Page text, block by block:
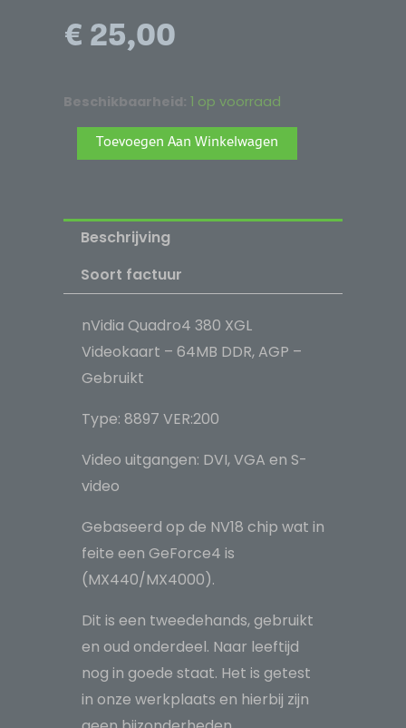
€ 25,00
Beschikbaarheid: 1 op voorraad
nVidia
Quadro4
-
64MB
DDR,
AGP
Gebruikt
aantal
Toevoegen Aan Winkelwagen
Beschrijving
Soort factuur
nVidia Quadro4 380 XGL
Videokaart – 64MB DDR, AGP –
Gebruikt
Type: 8897 VER:200
Video uitgangen: DVI, VGA en S-
video
Gebaseerd op de NV18 chip wat in
feite een GeForce4 is
(MX440/MX4000).
Dit is een tweedehands, gebruikt
en oud onderdeel. Naar leeftijd
nog in goede staat. Het is getest
in onze werkplaats en hierbij zijn